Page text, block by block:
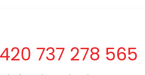
737 278 565